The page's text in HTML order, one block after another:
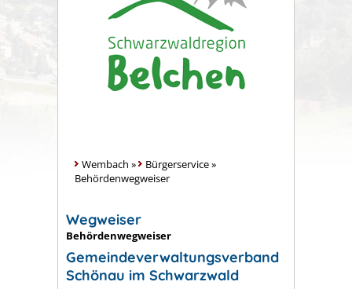
Wembach » Bürgerservice»
Behördenwegweiser
Wegweiser
Behördenwegweiser
Gemeindeverwaltungsverband
Schönau im Schwarzwald